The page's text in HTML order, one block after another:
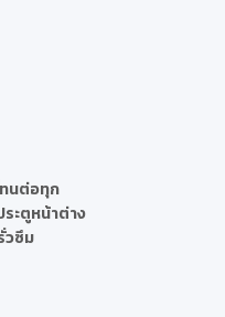
นต่อทุก
ะตูหน้าต่าง
วซึม